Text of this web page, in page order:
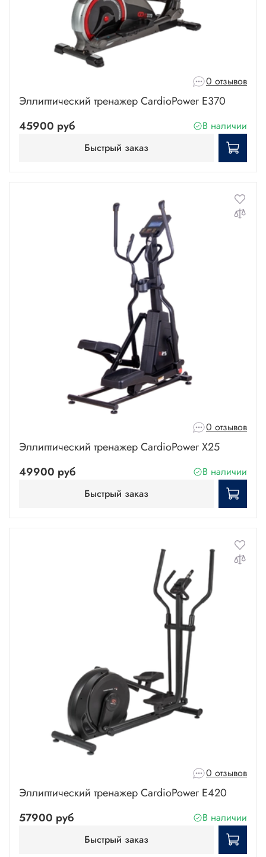
0 отзывов
Эллиптический тренажер CardioPower E370
45900 руб
В наличии
Быстрый заказ
0 отзывов
Эллиптический тренажер CardioPower X25
49900 руб
В наличии
Быстрый заказ
0 отзывов
Эллиптический тренажер CardioPower E420
57900 руб
В наличии
Быстрый заказ